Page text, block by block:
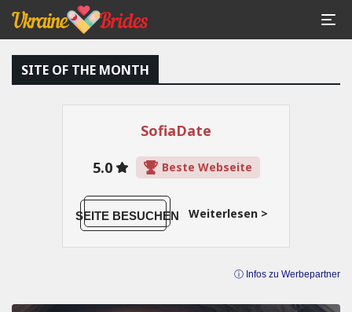
SITE OF THE MONTH
SofiaDate
5.0
Beste Webseite
SEITE BESUCHEN Weiterlesen >
ⓘ Infos zu Werbepartner